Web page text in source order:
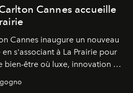
Cannes accueille
Cannes inaugure un nouveau
s'associant à La Prairie pour
bien-être où luxe, innovation et